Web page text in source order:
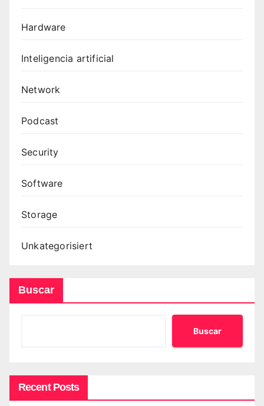
Hardware
Inteligencia artificial
Network
Podcast
Security
Software
Storage
Unkategorisiert
Buscar
Buscar
Recent Posts